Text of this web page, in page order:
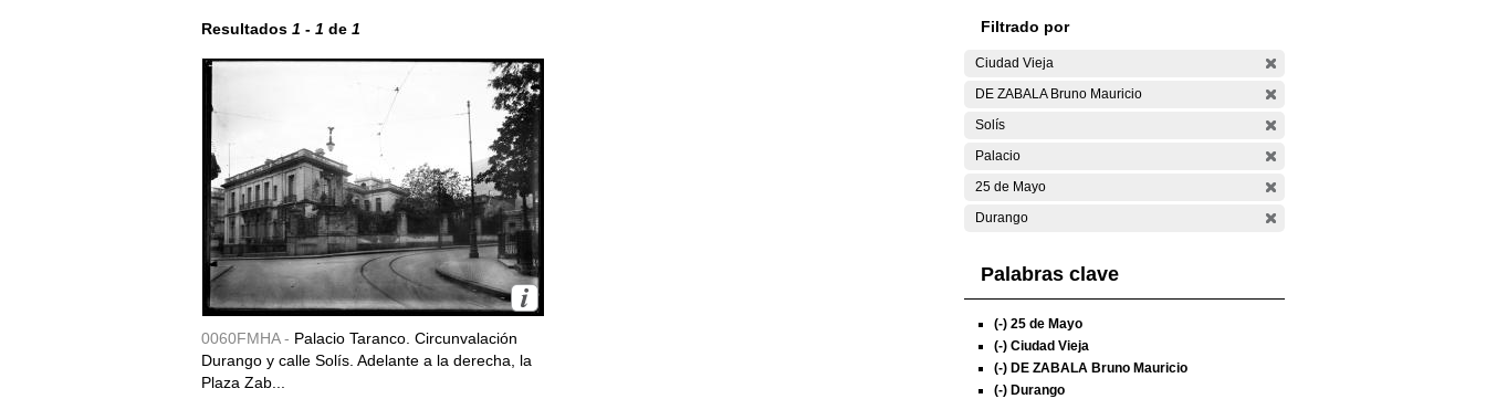
Resultados 1 - 1 de 1
0060FMHA - Palacio Taranco. Circunvalación
Durango y calle Solís. Adelante a la derecha, la
Plaza Zab...
Filtrado por
Ciudad Vieja
DE ZABALA Bruno Mauricio
Solís
Palacio
25 de Mayo
Durango
Palabras clave
(-) 25 de Mayo
(-) Ciudad Vieja
(-) DE ZABALA Bruno Mauricio
(-) Durango